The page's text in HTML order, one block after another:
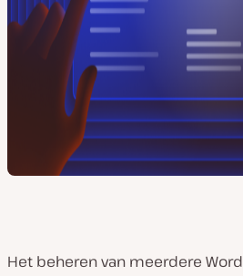
Het beheren van meerdere